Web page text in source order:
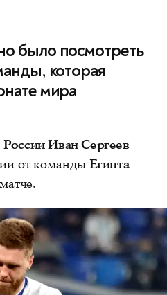
было посмотреть
которая
мира
России Иван Сергеев
от команды Египта